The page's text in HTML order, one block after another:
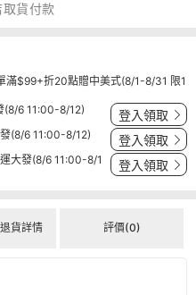
貨付款
滿$99+折20點贈中美式(8/1-8/31 限1
6 11:00-8/12) 登入領取
(8/6 11:00-8/12) 登入領取
大發(8/6 11:00-8/1
登入領取
貨詳情 評價(0)